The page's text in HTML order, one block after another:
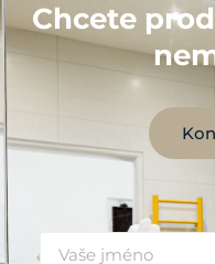
Chcete